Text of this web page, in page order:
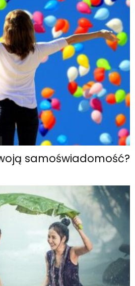
samoświadomość?